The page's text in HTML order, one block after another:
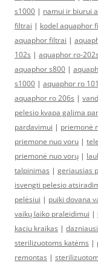
s1000 | namui ir biurui
filtrai | kodel aquaphor
aquaphor filtrai |
102s | aquaphor ro-202s
aquaphor s800 |
s1000 | aquaphor ro
aquaphor ro 206s |
pelesio kvapa galima
pardavimui | priemonė
priemone nuo voru |
priemonė nuo vorų |
talpinimas | geriausias
isvengti pelesio
pelėsiui | puiki dovana
vaikų laiko praleidimui |
kaciu kraikas |
sterilizuotoms katėms |
remontas |